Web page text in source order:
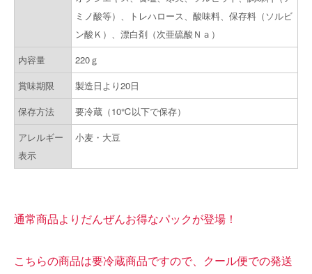
ミノ酸等）、トレハロース、酸味料、保存料（ソルビ
ン酸Ｋ）、漂白剤（次亜硫酸Ｎａ）
内容量
220ｇ
賞味期限
製造日より20日
保存方法
要冷蔵（10℃以下で保存）
アレルギー
表示
小麦・大豆
通常商品よりだんぜんお得なパックが登場！
こちらの商品は要冷蔵商品ですので、クール便での発送